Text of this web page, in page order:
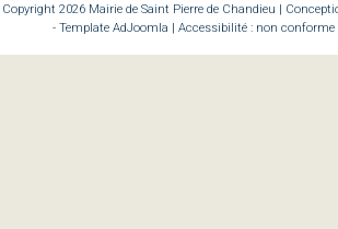
Copyright 2026 Mairie de Saint Pierre de Chandieu |
- Template AdJoomla | Accessibilité : non conforme